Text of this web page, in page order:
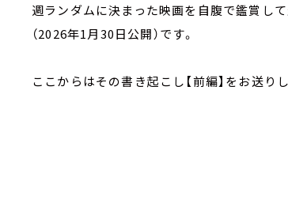
週ランダムに決まった映画を自腹で鑑賞し
（2026年1月30日公開）です。
ここからはその書き起こし【前編】をお送りし